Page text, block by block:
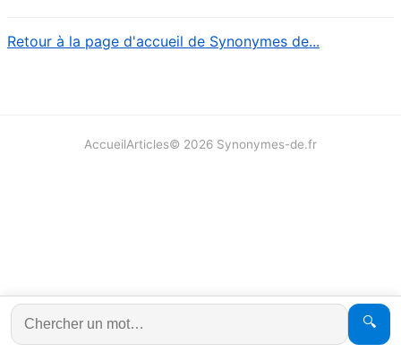
Retour à la page d'accueil de Synonymes de...
🔍
AccueilArticles© 2026 Synonymes-de.fr